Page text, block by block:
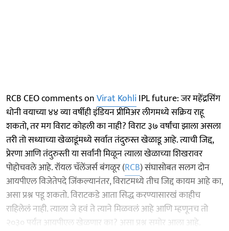
RCB CEO comments onVirat KohliIPL future: जर महेंद्रसिंग
धोनी वयाच्या ४४ व्या वर्षीही इंडियन प्रीमिअर लीगमध्ये सक्रिय राहू
शकतो, तर मग विराट कोहली का नाही? विराट ३७ वर्षांचा झाला असला
तरी तो सध्याच्या खेळाडूंमध्ये सर्वात तंदुरुस्त खेळाडू आहे. त्याची जिद्द,
प्रेरणा आणि तंदुरुस्ती या सर्वांनी मिळून त्याला खेळाच्या शिखरावर
पोहोचवले आहे. रॉयल चॅलेंजर्स बंगळूर (RCB) संघासोबत सलग दोन
आयपीएल विजेतेपदे जिंकल्यानंतर, विराटमध्ये तीच जिद्द कायम आहे का,
असा प्रश्न पडू शकतो. विराटकडे आता सिद्ध करण्यासारखं काहीच
राहिलेलं नाही. त्याला जे हवं ते त्याने मिळवलं आहे आणि म्हणूनच तो
२०३० पर्यंत आयपीएल खेळणार का? असा प्रश्न समोर आला आहे.